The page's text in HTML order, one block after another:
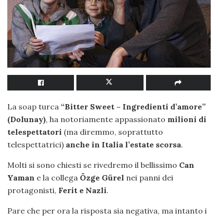
La soap turca “Bitter Sweet – Ingredienti d’amore”
(Dolunay), ha notoriamente appassionato milioni di
telespettatori (ma diremmo, soprattutto
telespettatrici) anche in Italia l’estate scorsa.
Molti si sono chiesti se rivedremo il bellissimo Can
Yaman e la collega Özge Gürel nei panni dei
protagonisti, Ferit e Nazli.
Pare che per ora la risposta sia negativa, ma intanto i